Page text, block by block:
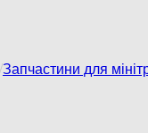
Запчастини для